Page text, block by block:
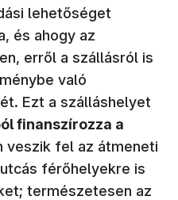
lehetőséget
és ahogy az
erről a szállásról is
való
Ezt a szálláshelyet
finanszírozza a
veszik fel az átmeneti
férőhelyekre is
természetesen az